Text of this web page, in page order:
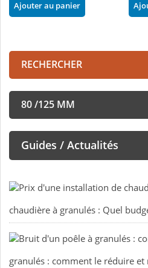
Ajouter au panier
RECHERCHER
80 /125 MM
Guides / Actualités
chaudière à granulés : Quel
granulés : comment le réduire et